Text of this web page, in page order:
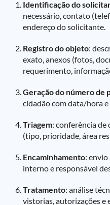
Identificação do
necessário, contato
endereço do solicitante.
Registro do objeto:
exato, anexos (fotos,
requerimento,
Geração do número de
cidadão com data/hora e
Triagem: conferência de
(tipo, prioridade, área
Encaminhamento:
interno e responsável
Tratamento: análise
vistorias, autorizações e